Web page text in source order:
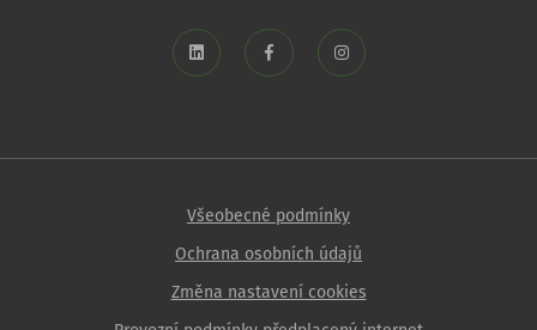
Všeobecné podmínky
Ochrana osobních údajů
Změna nastavení cookies